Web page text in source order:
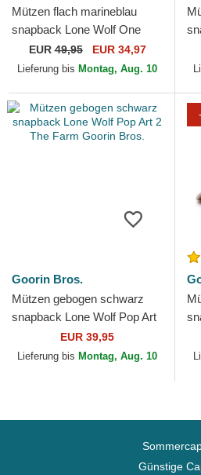
Mützen flach marineblau
snapback Lone Wolf One
Pack The Farm Flats The
Farm Goorin Bros.
EUR49,95 EUR 34,97
Lieferung bis Montag, Aug. 10
Goorin Bros.
Mützen gebogen schwarz
snapback Lone Wolf Pop Art
2 The Farm Goorin Bros.
EUR 39,95
Lieferung bis Montag, Aug. 10
Günstige